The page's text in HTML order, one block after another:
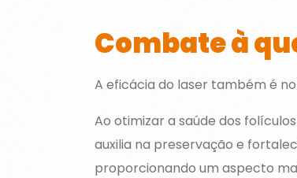
Combate à
A eficácia do laser também é
Ao otimizar a saúde dos
auxilia na preservação e
proporcionando um aspecto